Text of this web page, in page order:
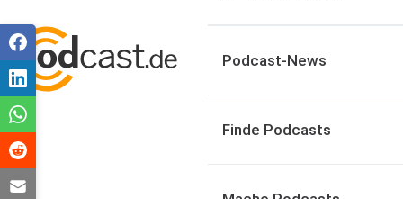
Podcast-News
Finde Podcasts